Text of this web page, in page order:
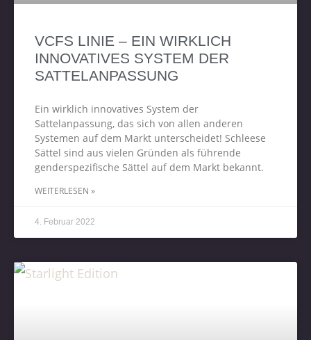
VCFS LINIE – EIN WIRKLICH
INNOVATIVES SYSTEM DER
SATTELANPASSUNG
Ein wirklich innovatives System der
Sattelanpassung, das sich von allen anderen
Systemen auf dem Markt unterscheidet! Schleese
Sättel sind aus vielen Gründen als führende
genderspezifische Sättel auf dem Markt bekannt.
WEITERLESEN »
4. Februar 2022